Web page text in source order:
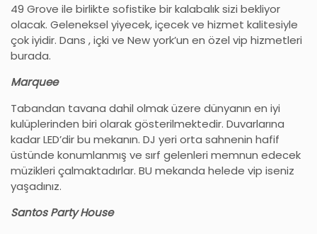
49 Grove ile birlikte sofistike bir kalabalık sizi bekliyor
olacak. Geleneksel yiyecek, içecek ve hizmet kalitesiyle
çok iyidir. Dans , içki ve New york’un en özel vip hizmetleri
burada.
Marquee
Tabandan tavana dahil olmak üzere dünyanın en iyi
kulüplerinden biri olarak gösterilmektedir. Duvarlarına
kadar LED’dir bu mekanın. DJ yeri orta sahnenin hafif
üstünde konumlanmış ve sırf gelenleri memnun edecek
müzikleri çalmaktadırlar. BU mekanda helede vip iseniz
yaşadınız.
Santos Party House